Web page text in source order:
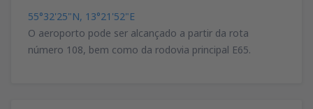
55°32'25"N, 13°21'52"E
O aeroporto pode ser alcançado a partir da rota
número 108, bem como da rodovia principal E65.